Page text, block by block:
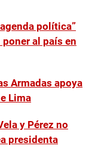
política”
al país en
Armadas apoya
Lima
y Pérez no
presidenta